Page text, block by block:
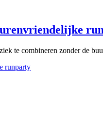
te combineren zonder de
runparty